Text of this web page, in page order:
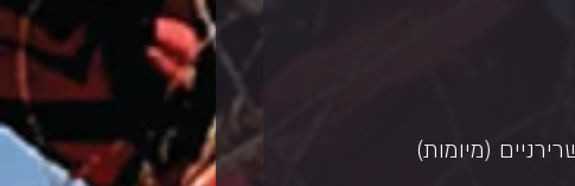
(מיומות)